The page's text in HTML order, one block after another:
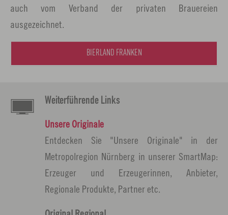
auch vom Verband der privaten Brauereien
ausgezeichnet.
BIERLAND FRANKEN
Weiterführende Links
Unsere Originale
Entdecken Sie "Unsere Originale" in der
Metropolregion Nürnberg in unserer SmartMap:
Erzeuger und Erzeugerinnen, Anbieter,
Regionale Produkte, Partner etc.